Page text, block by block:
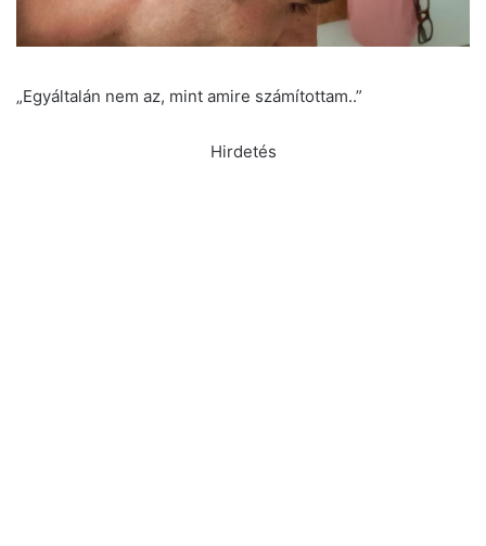
„Egyáltalán nem az, mint amire számítottam..”
Hirdetés